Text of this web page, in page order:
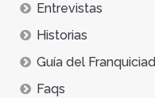
Entrevistas
Historias
Guía del
Faqs